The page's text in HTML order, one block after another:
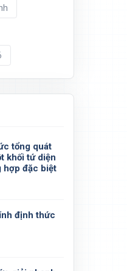
tổng quát
khối tứ diện
hợp đặc biệt
định thức